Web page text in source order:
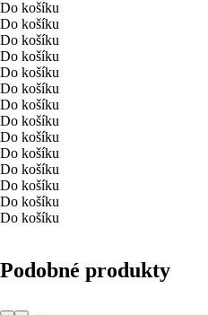
Do košíku
Do košíku
Do košíku
Do košíku
Do košíku
Do košíku
Do košíku
Do košíku
Do košíku
Do košíku
Do košíku
Do košíku
Do košíku
Do košíku
Podobné produkty